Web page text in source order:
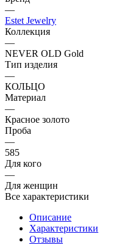
—
Estet Jewelry
Коллекция
—
NEVER OLD Gold
Тип изделия
—
КОЛЬЦО
Материал
—
Красное золото
Проба
—
585
Для кого
—
Для женщин
Все характеристики
Описание
Характеристики
Отзывы